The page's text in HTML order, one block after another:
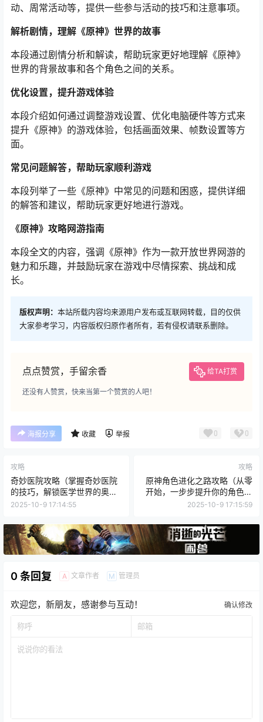
动、周常活动等，提供一些参与活动的技巧和注意事项。
解析剧情，理解《原神》世界的故事
本段通过剧情分析和解读，帮助玩家更好地理解《原神》
世界的背景故事和各个角色之间的关系。
优化设置，提升游戏体验
本段介绍如何通过调整游戏设置、优化电脑硬件等方式来
提升《原神》的游戏体验，包括画面效果、帧数设置等方
面。
常见问题解答，帮助玩家顺利游戏
本段列举了一些《原神》中常见的问题和困惑，提供详细
的解答和建议，帮助玩家更好地进行游戏。
《原神》攻略网游指南
本段全文的内容，强调《原神》作为一款开放世界网游的
魅力和乐趣，并鼓励玩家在游戏中尽情探索、挑战和成
长。
版权声明： 本站所载内容均来源用户发布或互联网转载，目的仅供
大家参考学习，内容版权归原作者所有，若有侵权请联系删除。
点点赞赏，手留余香 给TA打赏
还没有人赞赏，快来当第一个赞赏的人吧！
海报分享 收藏 举报 0 0
攻略
奇妙医院攻略（掌握奇妙医院
的技巧，解锁医学世界的奥
秘）
2025-10-9 17:14:55
攻略
原神角色进化之路攻略（从零
开始，一步步提升你的角色实
力）
2025-10-9 17:15:59
0 条回复 A 文章作者 M 管理员
欢迎您，新朋友，感谢参与互动！ 确认修改